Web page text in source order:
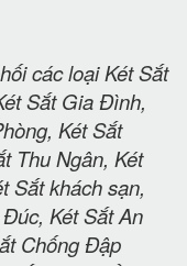
các loại Két Sắt
Sắt Gia Đình,
Két Sắt
Thu Ngân, Két
Sắt khách sạn,
Két Sắt An
Chống Đập